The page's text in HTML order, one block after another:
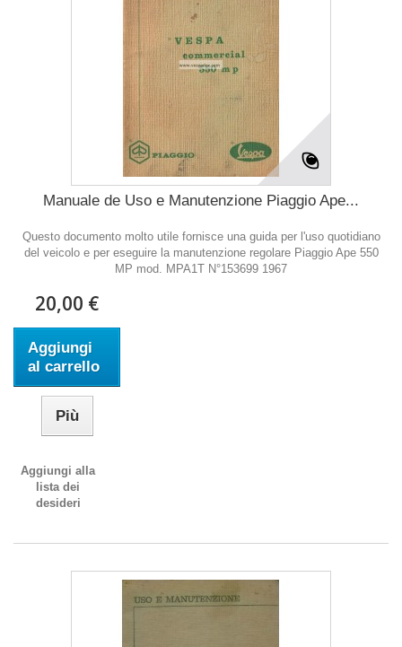
Manuale de Uso e Manutenzione Piaggio Ape...
Questo documento molto utile fornisce una guida per l'uso quotidiano
del veicolo e per eseguire la manutenzione regolare Piaggio Ape 550
MP mod. MPA1T N°153699 1967
20,00 €
Aggiungi
al carrello
Più
Aggiungi alla
lista dei
desideri